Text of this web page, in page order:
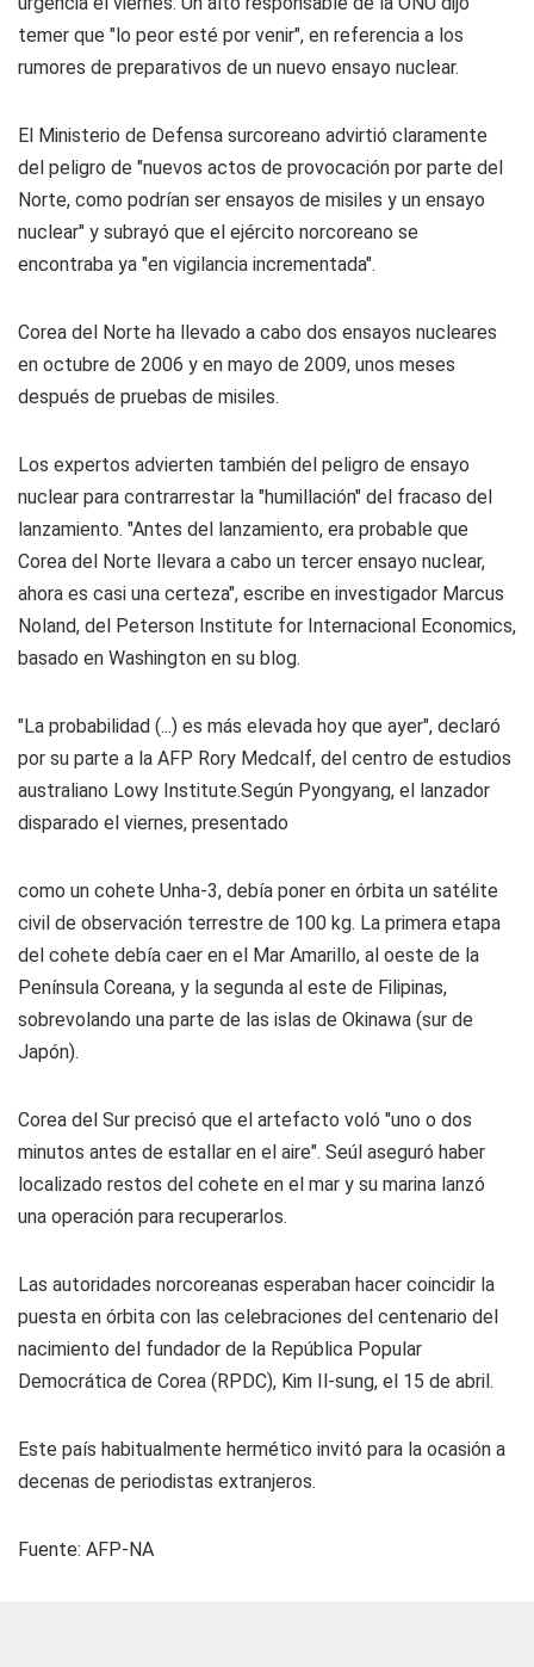
temer que "lo peor esté por venir", en referencia a los
rumores de preparativos de un nuevo ensayo nuclear.
El Ministerio de Defensa surcoreano advirtió claramente
del peligro de "nuevos actos de provocación por parte del
Norte, como podrían ser ensayos de misiles y un ensayo
nuclear" y subrayó que el ejército norcoreano se
encontraba ya "en vigilancia incrementada".
Corea del Norte ha llevado a cabo dos ensayos nucleares
en octubre de 2006 y en mayo de 2009, unos meses
después de pruebas de misiles.
Los expertos advierten también del peligro de ensayo
nuclear para contrarrestar la "humillación" del fracaso del
lanzamiento. "Antes del lanzamiento, era probable que
Corea del Norte llevara a cabo un tercer ensayo nuclear,
ahora es casi una certeza", escribe en investigador Marcus
Noland, del Peterson Institute for Internacional Economics,
basado en Washington en su blog.
"La probabilidad (...) es más elevada hoy que ayer", declaró
por su parte a la AFP Rory Medcalf, del centro de estudios
australiano Lowy Institute.Según Pyongyang, el lanzador
disparado el viernes, presentado
como un cohete Unha-3, debía poner en órbita un satélite
civil de observación terrestre de 100 kg. La primera etapa
del cohete debía caer en el Mar Amarillo, al oeste de la
Península Coreana, y la segunda al este de Filipinas,
sobrevolando una parte de las islas de Okinawa (sur de
Japón).
Corea del Sur precisó que el artefacto voló "uno o dos
minutos antes de estallar en el aire". Seúl aseguró haber
localizado restos del cohete en el mar y su marina lanzó
una operación para recuperarlos.
Las autoridades norcoreanas esperaban hacer coincidir la
puesta en órbita con las celebraciones del centenario del
nacimiento del fundador de la República Popular
Democrática de Corea (RPDC), Kim Il-sung, el 15 de abril.
Este país habitualmente hermético invitó para la ocasión a
decenas de periodistas extranjeros.
Fuente: AFP-NA